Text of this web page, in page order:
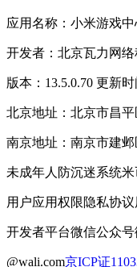
应用名称：小米游戏中
开发者：北京瓦力网络
版本：13.5.0.70 更新
北京地址：北京市昌
南京地址：南京市建
未成年人防沉迷系统米
用户应用权限隐私协议
开发者平台微信公众号
@wali.com京ICP证